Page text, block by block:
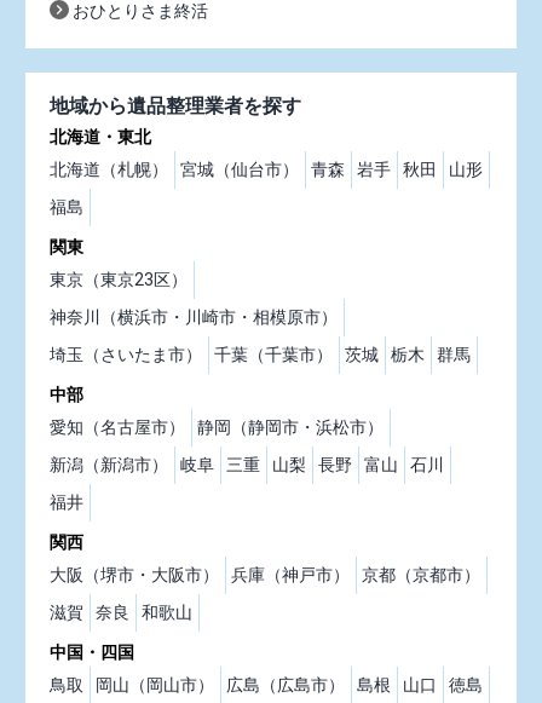
おひとりさま終活
地域から遺品整理業者を探す
北海道・東北
北海道（札幌）
宮城（仙台市） 青森 岩手 秋田
山形
福島
関東
東京（東京23区）
神奈川（横浜市・川崎市・相模原市）
埼玉（さいたま市）
千葉（千葉市） 茨城 栃木 群馬
中部
愛知（名古屋市）
静岡（静岡市・浜松市）
新潟（新潟市）
岐阜 三重 山梨 長野 富山
石川
福井
関西
大阪（堺市・大阪市）
兵庫（神戸市）
京都（京都市）
滋賀
奈良 和歌山
中国・四国
鳥取
岡山（岡山市） 広島（広島市） 島根 山口
徳島